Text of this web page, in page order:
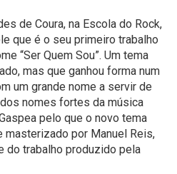
de Coura, na Escola do Rock,
que é o seu primeiro trabalho
“Ser Quem Sou”. Um tema
mas que ganhou forma num
um grande nome a servir de
nomes fortes da música
pelo que o novo tema
por Manuel Reis,
do trabalho produzido pela